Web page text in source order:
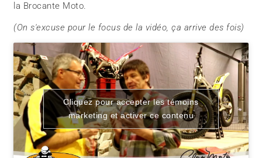
la Brocante Moto.
(On s'excuse pour le focus de la vidéo, ça arrive des fois)
Cliquez pour accepter les témoins
marketing et activer ce contenu